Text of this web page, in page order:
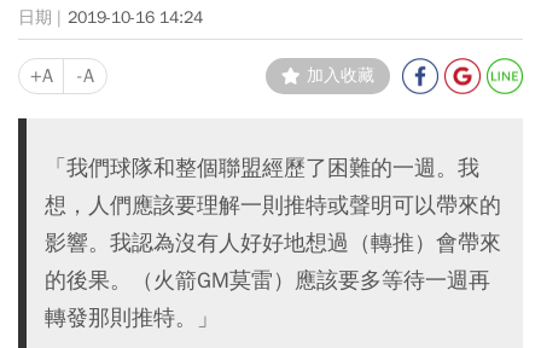
2019-10-16 14:24
+A -A 加入收藏
「我們球隊和整個聯盟經歷了困難的一週。我
想，人們應該要理解一則推特或聲明可以帶來的
影響。我認為沒有人好好地想過（轉推）會帶來
的後果。（火箭GM莫雷）應該要多等待一週再
轉發那則推特。」